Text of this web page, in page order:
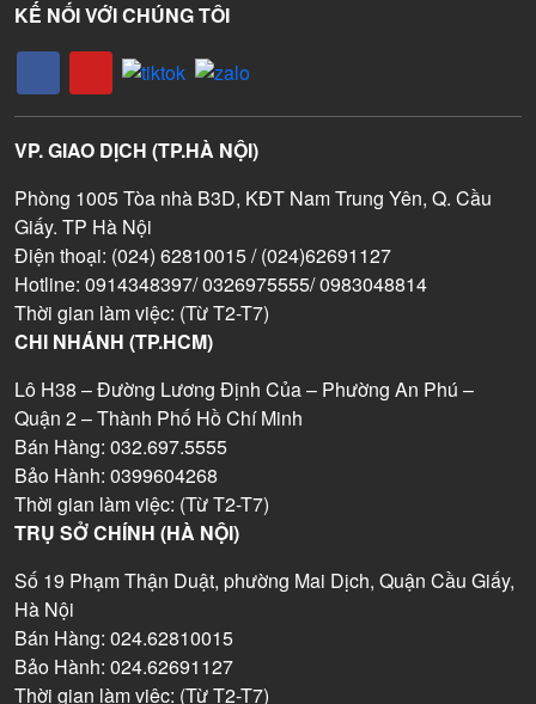
KẾ NỐI VỚI CHÚNG TÔI
VP. GIAO DỊCH (TP.HÀ NỘI)
Phòng 1005 Tòa nhà B3D, KĐT Nam Trung Yên, Q. Cầu
Giấy. TP Hà Nội
Điện thoại: (024) 62810015 / (024)62691127
Hotline: 0914348397/ 0326975555/ 0983048814
Thời gian làm việc: (Từ T2-T7)
CHI NHÁNH (TP.HCM)
Lô H38 – Đường Lương Định Của – Phường An Phú –
Quận 2 – Thành Phố Hồ Chí Minh
Bán Hàng: 032.697.5555
Bảo Hành: 0399604268
Thời gian làm việc: (Từ T2-T7)
TRỤ SỞ CHÍNH (HÀ NỘI)
Số 19 Phạm Thận Duật, phường Mai Dịch, Quận Cầu Giấy,
Hà Nội
Bán Hàng: 024.62810015
Bảo Hành: 024.62691127
Thời gian làm việc: (Từ T2-T7)